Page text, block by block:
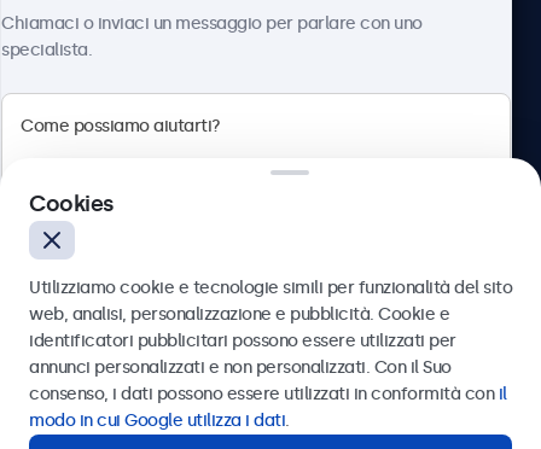
Italiano
Chiamaci o inviaci un messaggio per parlare con uno
specialista.
Inviare
Oppure chiamaci al
Cookies
Utilizziamo cookie e tecnologie simili per funzionalità del sito
web, analisi, personalizzazione e pubblicità. Cookie e
identificatori pubblicitari possono essere utilizzati per
annunci personalizzati e non personalizzati. Con il Suo
consenso, i dati possono essere utilizzati in conformità con il
modo in cui Google utilizza i dati.